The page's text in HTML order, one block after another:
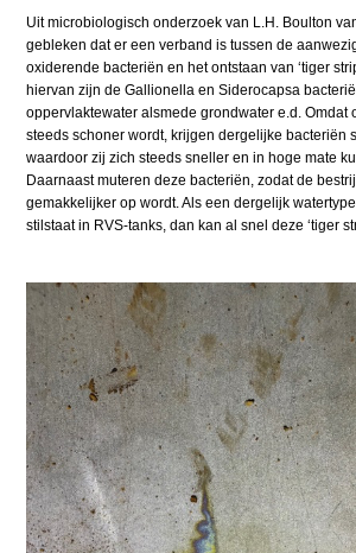
Uit microbiologisch onderzoek van L.H. Boulton
gebleken dat er een verband is tussen de
oxiderende bacteriën en het ontstaan van ‘tiger
hiervan zijn de Gallionella en Siderocapsa
oppervlaktewater alsmede grondwater e.d. Omdat
steeds schoner wordt, krijgen dergelijke bacteriën
waardoor zij zich steeds sneller en in hoge mate
Daarnaast muteren deze bacteriën, zodat de
gemakkelijker op wordt. Als een dergelijk
stilstaat in RVS-tanks, dan kan al snel deze ‘tiger